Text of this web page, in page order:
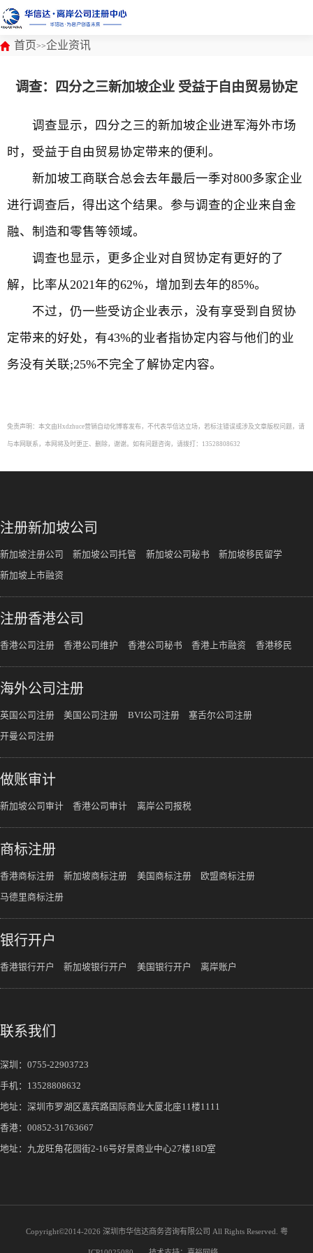
首页>>企业资讯
调查：四分之三新加坡企业 受益于自由贸易协定
调查显示，四分之三的新加坡企业进军海外市场
时，受益于自由贸易协定带来的便利。
新加坡工商联合总会去年最后一季对800多家企业
进行调查后，得出这个结果。参与调查的企业来自金
融、制造和零售等领域。
调查也显示，更多企业对自贸协定有更好的了
解，比率从2021年的62%，增加到去年的85%。
不过，仍一些受访企业表示，没有享受到自贸协
定带来的好处，有43%的业者指协定内容与他们的业
务没有关联;25%不完全了解协定内容。
免责声明：本文由Hxdzhuce营销自动化博客发布，不代表华信达立场，若标注错误或涉及文章版权问题，请
与本网联系，本网将及时更正、删除，谢谢。如有问题咨询，请拨打：13528808632
注册新加坡公司
新加坡注册公司 新加坡公司托管 新加坡公司秘书 新加坡移民留学
新加坡上市融资
注册香港公司
香港公司注册 香港公司维护 香港公司秘书 香港上市融资 香港移民
海外公司注册
英国公司注册 美国公司注册 BVI公司注册 塞舌尔公司注册
开曼公司注册
做账审计
新加坡公司审计 香港公司审计 离岸公司报税
商标注册
香港商标注册 新加坡商标注册 美国商标注册 欧盟商标注册
马德里商标注册
银行开户
香港银行开户 新加坡银行开户 美国银行开户 离岸账户
联系我们
深圳： 0755-22903723
手机： 13528808632
地址：深圳市罗湖区嘉宾路国际商业大厦北座11楼1111
香港：00852-31763667
地址：九龙旺角花园街2-16号好景商业中心27楼18D室
Copyright©2014-2026 深圳市华信达商务咨询有限公司 All Rights Reserved. 粤